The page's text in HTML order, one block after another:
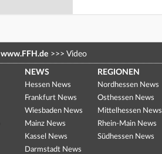
www.FFH.de >>> Video
NEWS
Hessen News
Frankfurt News
Wiesbaden News
Mainz News
Kassel News
Darmstadt News
REGIONEN
Nordhessen News
Osthessen News
Mittelhessen News
Rhein-Main News
Südhessen News